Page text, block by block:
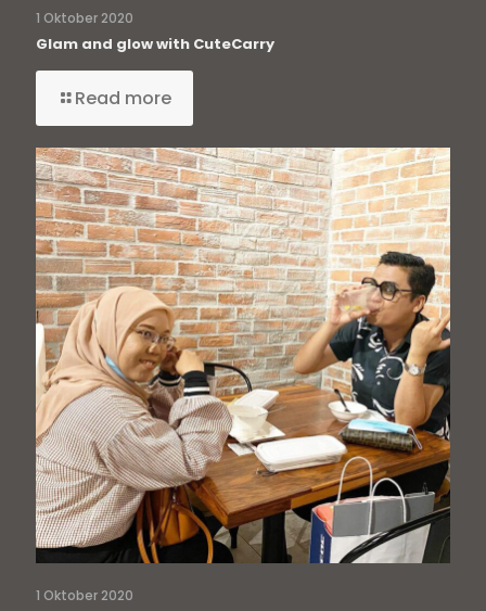
1 Oktober 2020
Glam and glow with CuteCarry
Read more
1 Oktober 2020